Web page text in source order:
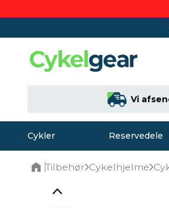
Vi
Cykler Reservedele
Tilbehør Cykelhjelme